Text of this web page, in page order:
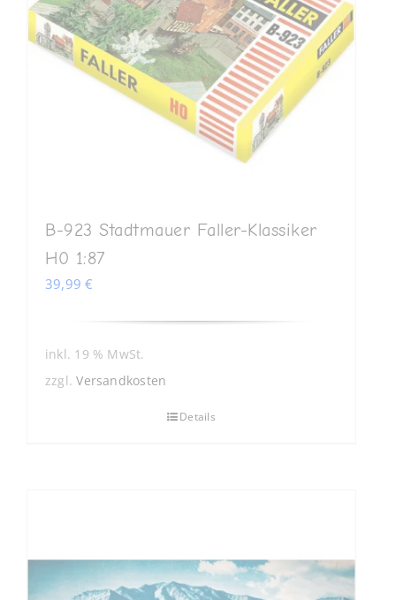
B-923 Stadtmauer Faller-Klassiker
H0 1:87
39,99€
inkl. 19 % MwSt.
zzgl.Versandkosten
Details